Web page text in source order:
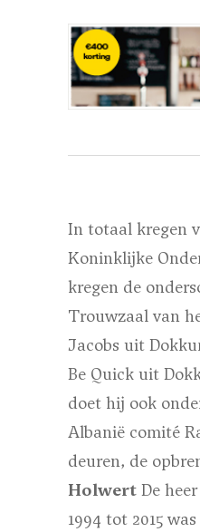
In totaal kregen
Koninklijke
kregen de
Trouwzaal van
Jacobs uit
Be Quick uit
doet hij ook
Albanië comité
deuren, de
Holwert De
1994 tot 2015